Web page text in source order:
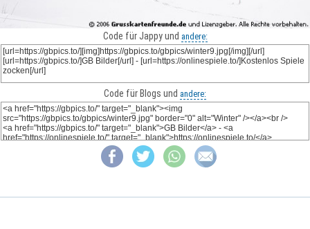
Code für Jappy und andere:
Code für Blogs und andere: